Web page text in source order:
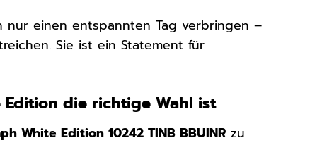
einen entspannten Tag verbringen –
Sie ist ein Statement für
die richtige Wahl ist
White Edition 10242 TINB BBUINR zu